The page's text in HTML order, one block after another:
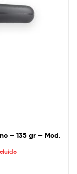
– 135 gr – Mod.